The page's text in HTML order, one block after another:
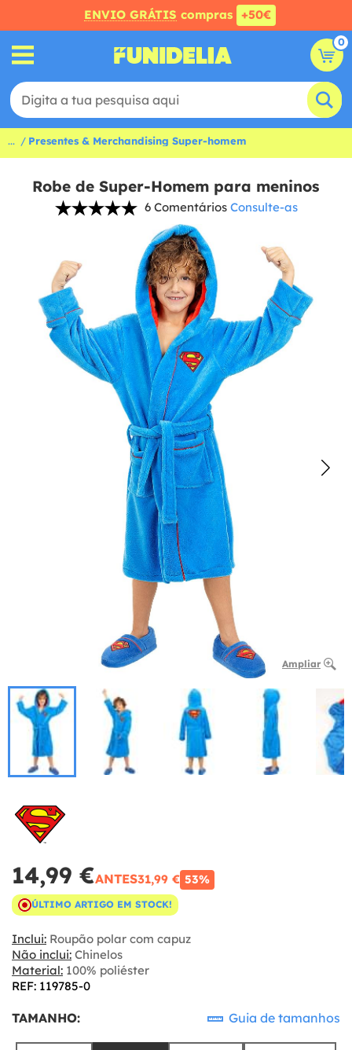
ENVIO GRÁTIS compras +50€
0
... Presentes & Merchandising Super-homem
Robe de Super-Homem para meninos
6 Comentários Consulte-as
Ampliar
14,99 €ANTES31,99 € 53%
ÚLTIMO ARTIGO EM STOCK!
Inclui: Roupão polar com capuz
Não inclui: Chinelos
Material: 100% poliéster
REF: 119785-0
TAMANHO: Guia de tamanhos